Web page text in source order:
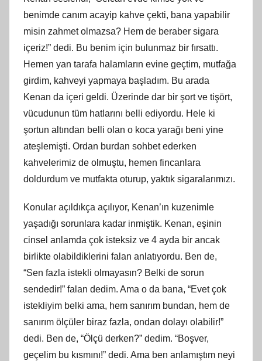
benimde canım acayip kahve çekti, bana yapabilir
misin zahmet olmazsa? Hem de beraber sigara
içeriz!” dedi. Bu benim için bulunmaz bir fırsattı.
Hemen yan tarafa halamların evine geçtim, mutfağa
girdim, kahveyi yapmaya başladım. Bu arada
Kenan da içeri geldi. Üzerinde dar bir şort ve tişört,
vücudunun tüm hatlarını belli ediyordu. Hele ki
şortun altından belli olan o koca yarağı beni yine
ateşlemişti. Ordan burdan sohbet ederken
kahvelerimiz de olmuştu, hemen fincanlara
doldurdum ve mutfakta oturup, yaktık sigaralarımızı.
Konular açıldıkça açılıyor, Kenan’ın kuzenimle
yaşadığı sorunlara kadar inmiştik. Kenan, eşinin
cinsel anlamda çok isteksiz ve 4 ayda bir ancak
birlikte olabildiklerini falan anlatıyordu. Ben de,
“Sen fazla istekli olmayasın? Belki de sorun
sendedir!” falan dedim. Ama o da bana, “Evet çok
istekliyim belki ama, hem sanırım bundan, hem de
sanırım ölçüler biraz fazla, ondan dolayı olabilir!”
dedi. Ben de, “Ölçü derken?” dedim. “Boşver,
geçelim bu kısmını!” dedi. Ama ben anlamıştım neyi